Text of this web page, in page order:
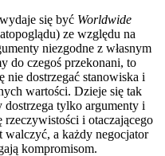
się być Worldwide
ze względu na
niezgodne z własnym
do czegoś przekonani, to
nie dostrzegać stanowiska i
wartości. Dzieje się tak
dostrzega tylko argumenty i
rzeczywistości i otaczającego
walczyć, a każdy negocjator
kompromisom.